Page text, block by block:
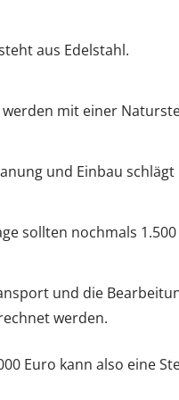
aus Edelstahl.
mit einer
und Einbau
sollten nochmals
und die
werden.
Euro kann also eine